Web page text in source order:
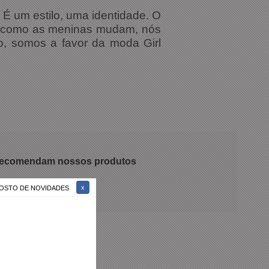
DE NOVIDADES
um estilo, uma identidade. O
as meninas mudam, nós
somos a favor da moda Girl
nossos produtos
Casual